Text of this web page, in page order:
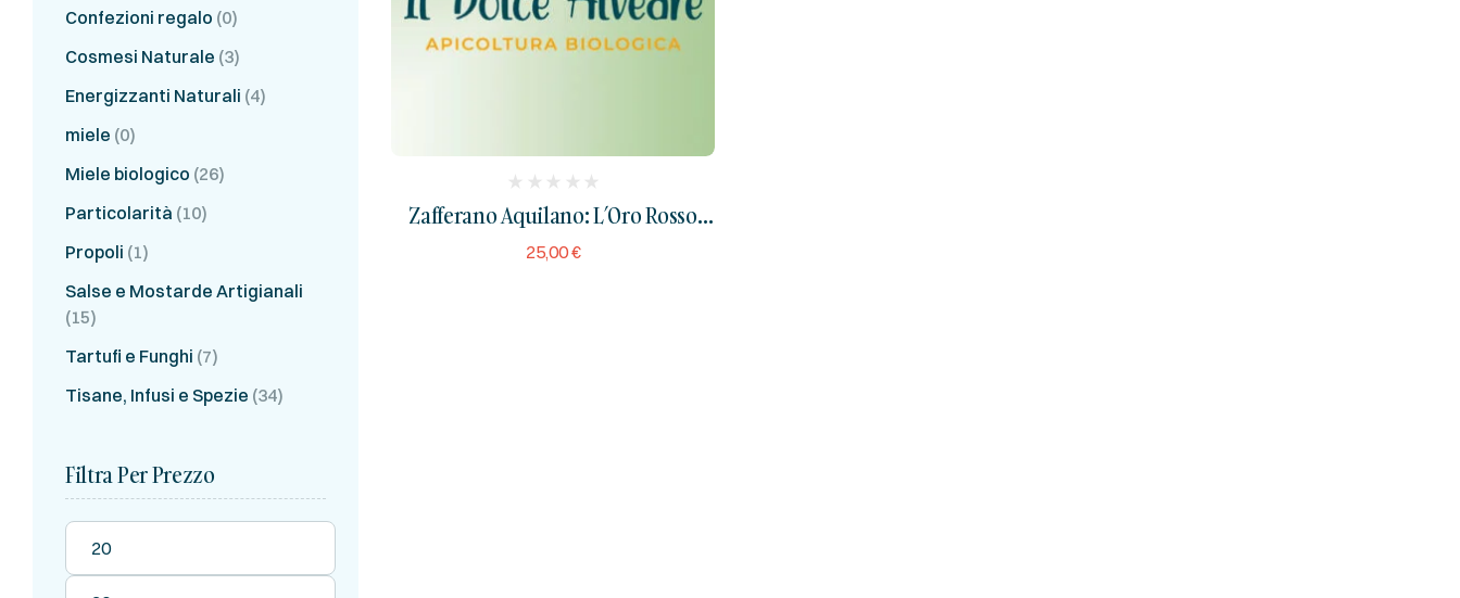
Zafferano Aquilano: L’Oro Rosso
d’Abruzzo
reviews)
25,00€
Confezioni regalo (0)
Cosmesi Naturale (3)
Energizzanti Naturali (4)
miele (0)
Miele biologico (26)
Particolarità (10)
Propoli (1)
Salse e Mostarde Artigianali
(15)
Tartufi e Funghi (7)
Tisane, Infusi e Spezie (34)
Filtra Per Prezzo